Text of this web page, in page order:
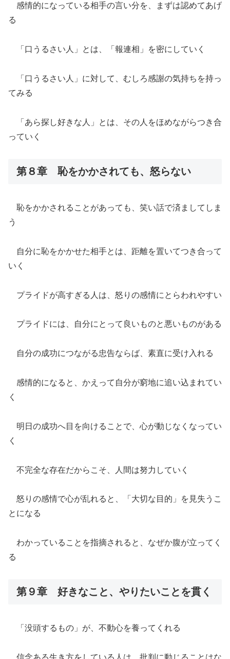
感情的になっている相手の言い分を、まずは認めてあげ
る
「口うるさい人」とは、「報連相」を密にしていく
「口うるさい人」に対して、むしろ感謝の気持ちを持っ
てみる
「あら探し好きな人」とは、その人をほめながらつき合
っていく
第８章 恥をかかされても、怒らない
恥をかかされることがあっても、笑い話で済ましてしま
う
自分に恥をかかせた相手とは、距離を置いてつき合って
いく
プライドが高すぎる人は、怒りの感情にとらわれやすい
プライドには、自分にとって良いものと悪いものがある
自分の成功につながる忠告ならば、素直に受け入れる
感情的になると、かえって自分が窮地に追い込まれてい
く
明日の成功へ目を向けることで、心が動じなくなってい
く
不完全な存在だからこそ、人間は努力していく
怒りの感情で心が乱れると、「大切な目的」を見失うこ
とになる
わかっていることを指摘されると、なぜか腹が立ってく
る
第９章 好きなこと、やりたいことを貫く
「没頭するもの」が、不動心を養ってくれる
信念ある生き方をしている人は、批判に動じることはな